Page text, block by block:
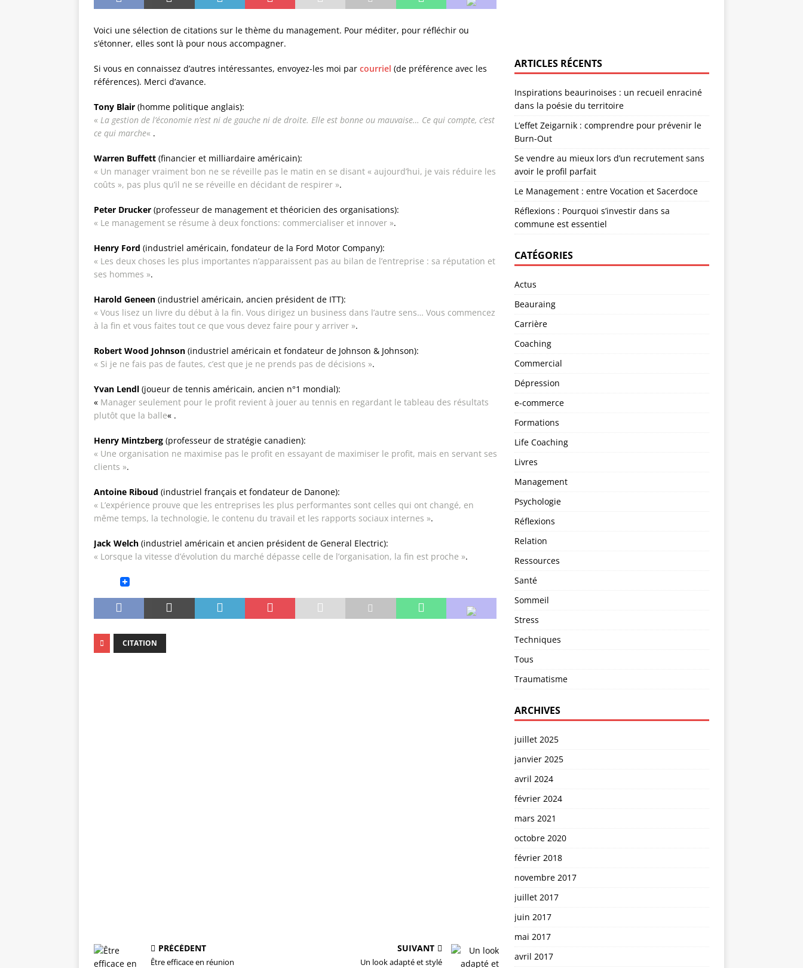
ACTUS
[ 2 janvier 2025 ]
L’effet Zeigarnik : comprendre pour prévenir le Burn-Out
CARRIÈRE
[ 27 avril 2024 ] Se vendre au mieux lors d’un recrutement sans avoir le profil parfait
[ 27 avril 2024 ] Le Management : entre Vocation et Sacerdoce
MANAGEMENT
[ 26 avril 2024 ] Réflexions : Pourquoi s’investir dans sa commune est essentiel
[ 15 août 2015 ] Un grand chien noir nous explique la dépression
Voici une sélection de citations sur le thème du management. Pour méditer, pour réfléchir ou
s’étonner, elles sont là pour nous accompagner.
Si vous en connaissez d’autres intéressantes, envoyez-les moi par courriel (de préférence avec les
références). Merci d’avance.
Tony Blair (homme politique anglais):
« La gestion de l’économie n’est ni de gauche ni de droite. Elle est bonne ou mauvaise… Ce qui compte, c’est
ce qui marche« .
Warren Buffett (financier et milliardaire américain):
« Un manager vraiment bon ne se réveille pas le matin en se disant « aujourd’hui, je vais réduire les
coûts », pas plus qu’il ne se réveille en décidant de respirer ».
Peter Drucker (professeur de management et théoricien des organisations):
« Le management se résume à deux fonctions: commercialiser et innover ».
Henry Ford (industriel américain, fondateur de la Ford Motor Company):
« Les deux choses les plus importantes n’apparaissent pas au bilan de l’entreprise : sa réputation et
ses hommes ».
Harold Geneen (industriel américain, ancien président de ITT):
« Vous lisez un livre du début à la fin. Vous dirigez un busi­ness dans l’autre sens… Vous commencez
à la fin et vous faites tout ce que vous devez faire pour y arriver ».
Robert Wood Johnson (industriel américain et fondateur de Johnson & Johnson):
« Si je ne fais pas de fautes, c’est que je ne prends pas de décisions ».
Yvan Lendl (joueur de tennis américain, ancien n°1 mondial):
« Manager seulement pour le profit revient à jouer au tennis en regardant le tableau des résultats
plutôt que la balle« .
Henry Mintzberg (professeur de stratégie canadien):
« Une organisation ne maximise pas le profit en essayant de maximiser le profit, mais en servant ses
clients ».
Antoine Riboud (industriel français et fondateur de Danone):
« L’expérience prouve que les entreprises les plus performantes sont celles qui ont changé, en
même temps, la technologie, le contenu du travail et les rapports sociaux internes ».
Jack Welch (industriel américain et ancien président de General Electric):
« Lorsque la vitesse d’évolution du marché dépasse celle de l’organisation, la fin est proche ».
CITATION
PRÉCÉDENT
Être efficace en réunion
SUIVANT
Un look adapté et stylé
ARTICLES RÉCENTS
Inspirations beaurinoises : un recueil enraciné
dans la poésie du territoire
L’effet Zeigarnik : comprendre pour prévenir le
Burn-Out
Se vendre au mieux lors d’un recrutement sans
avoir le profil parfait
Le Management : entre Vocation et Sacerdoce
Réflexions : Pourquoi s’investir dans sa
commune est essentiel
CATÉGORIES
Actus
Beauraing
Carrière
Coaching
Commercial
Dépression
e-commerce
Formations
Life Coaching
Livres
Management
Psychologie
Réflexions
Relation
Ressources
Santé
Sommeil
Stress
Techniques
Tous
Traumatisme
ARCHIVES
juillet 2025
janvier 2025
avril 2024
février 2024
mars 2021
octobre 2020
février 2018
novembre 2017
juillet 2017
juin 2017
mai 2017
avril 2017